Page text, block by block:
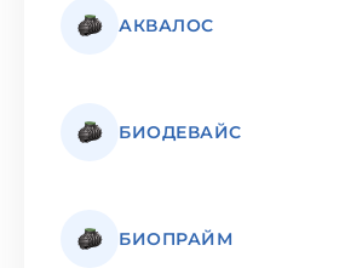
АКВАЛОС
БИОДЕВАЙС
БИОПРАЙМ